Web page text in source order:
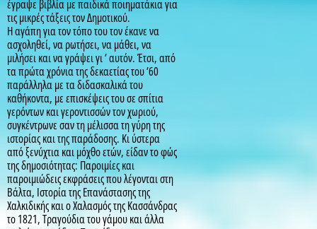
έγραψε βιβλία με παιδικά ποιηματάκια για
τις μικρές τάξεις τον Δημοτικού.
Η αγάπη για τον τόπο του τον έκανε να
ασχοληθεί, να ρωτήσει, να μάθει, να
μιλήσει και να γράψει γι ’ αυτόν. Έτσι, από
τα πρώτα χρόνια της δεκαετίας του ’60
παράλληλα με τα διδασκαλικά του
καθήκοντα, με επισκέψεις του σε σπίτια
γερόντων και γεροντισσών τον χωριού,
συγκέντρωνε σαν τη μέλισσα τη γύρη της
ιστορίας και της παράδοσης. Κι ύστερα
από ξενύχτια και μόχθο ετών, είδαν το φώς
της δημοσιότητας: Παροιμίες και
παροιμιώδεις εκφράσεις που λέγονται στη
Βάλτα, Ιστορία της Επανάστασης της
Χαλκιδικής και ο Χαλασμός της Κασσάνδρας
το 1821, Τραγούδια του γάμου και άλλα